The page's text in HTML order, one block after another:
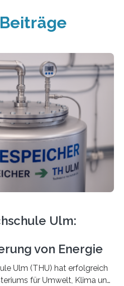
Beiträge
Ulm:
von Energie
Ulm (THU) hat erfolgreich
für Umwelt, Klima und